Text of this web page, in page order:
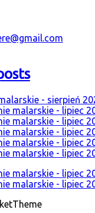
- sierpień
malarskie - lipiec
malarskie - lipiec
malarskie - lipiec
malarskie - lipiec
malarskie - lipiec
malarskie - lipiec
malarskie - lipiec